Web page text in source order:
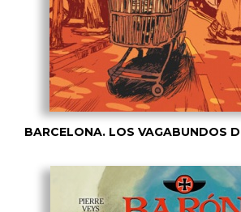
BARCELONA. LOS VAGABUNDOS